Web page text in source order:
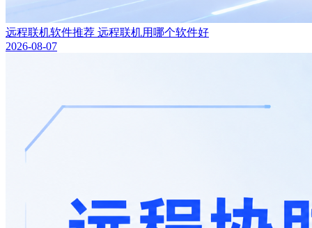
远程联机软件推荐 远程联机用哪个软件好
2026-08-07